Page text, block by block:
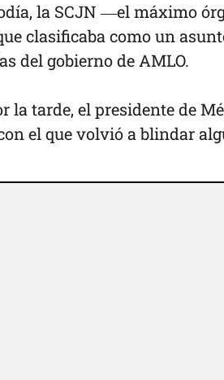
la SCJN —el máximo
clasificaba como un
del gobierno de AMLO.
la tarde, el presidente de
el que volvió a blindar